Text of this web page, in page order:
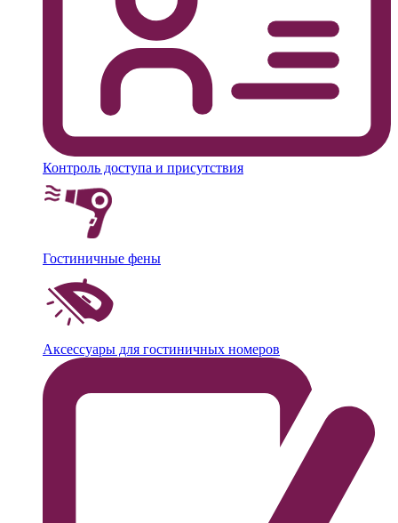
Контроль доступа и присутствия
Гостиничные фены
Аксессуары для гостиничных номеров